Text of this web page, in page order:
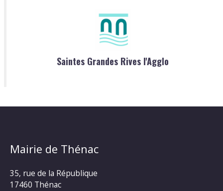
Saintes Grandes Rives l'Agglo
Mairie de Thénac
35, rue de la République
17460 Thénac